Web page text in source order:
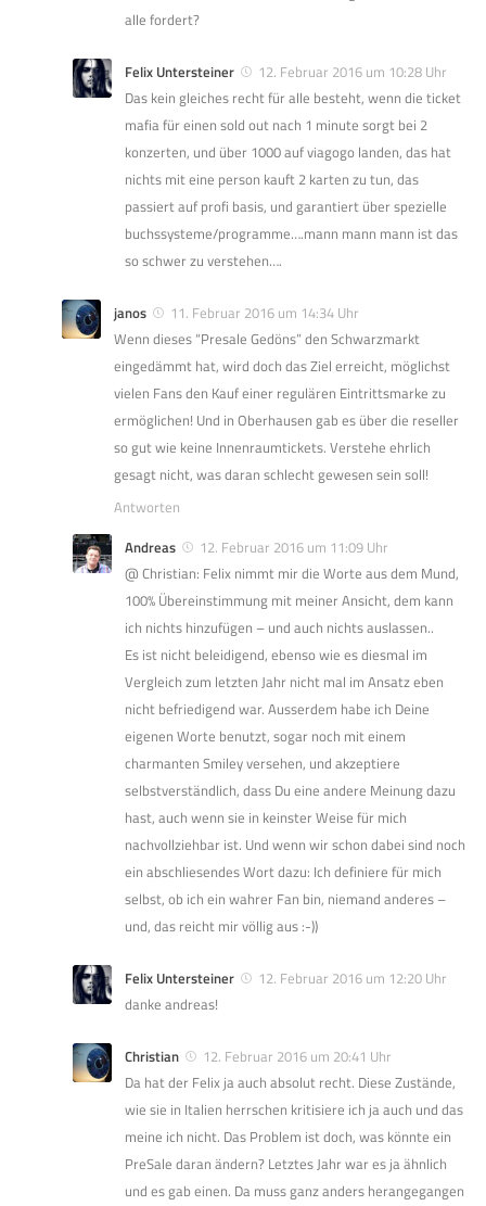
alle fordert?
Felix Untersteiner
12. Februar 2016 um 10:28 Uhr
Das kein gleiches recht für alle besteht, wenn die ticket
mafia für einen sold out nach 1 minute sorgt bei 2
konzerten, und über 1000 auf viagogo landen, das hat
nichts mit eine person kauft 2 karten zu tun, das
passiert auf profi basis, und garantiert über spezielle
buchssysteme/programme….mann mann mann ist das
so schwer zu verstehen….
janos
11. Februar 2016 um 14:34 Uhr
Wenn dieses “Presale Gedöns” den Schwarzmarkt
eingedämmt hat, wird doch das Ziel erreicht, möglichst
vielen Fans den Kauf einer regulären Eintrittsmarke zu
ermöglichen! Und in Oberhausen gab es über die reseller
so gut wie keine Innenraumtickets. Verstehe ehrlich
gesagt nicht, was daran schlecht gewesen sein soll!
Antworten
Andreas
12. Februar 2016 um 11:09 Uhr
@ Christian: Felix nimmt mir die Worte aus dem Mund,
100% Übereinstimmung mit meiner Ansicht, dem kann
ich nichts hinzufügen – und auch nichts auslassen..
Es ist nicht beleidigend, ebenso wie es diesmal im
Vergleich zum letzten Jahr nicht mal im Ansatz eben
nicht befriedigend war. Ausserdem habe ich Deine
eigenen Worte benutzt, sogar noch mit einem
charmanten Smiley versehen, und akzeptiere
selbstverständlich, dass Du eine andere Meinung dazu
hast, auch wenn sie in keinster Weise für mich
nachvollziehbar ist. Und wenn wir schon dabei sind noch
ein abschliesendes Wort dazu: Ich definiere für mich
selbst, ob ich ein wahrer Fan bin, niemand anderes –
und, das reicht mir völlig aus :-))
Felix Untersteiner
12. Februar 2016 um 12:20 Uhr
danke andreas!
Christian
12. Februar 2016 um 20:41 Uhr
Da hat der Felix ja auch absolut recht. Diese Zustände,
wie sie in Italien herrschen kritisiere ich ja auch und das
meine ich nicht. Das Problem ist doch, was könnte ein
PreSale daran ändern? Letztes Jahr war es ja ähnlich
und es gab einen. Da muss ganz anders herangegangen